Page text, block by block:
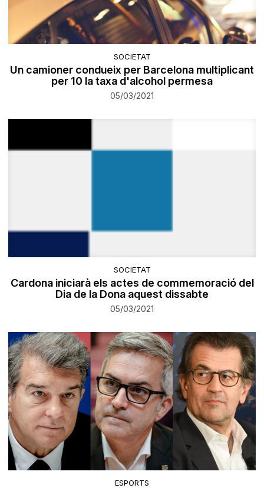
SOCIETAT
Un camioner condueix per Barcelona multiplicant
per 10 la taxa d'alcohol permesa
05/03/2021
SOCIETAT
Cardona iniciarà els actes de commemoració del
Dia de la Dona aquest dissabte
05/03/2021
ESPORTS